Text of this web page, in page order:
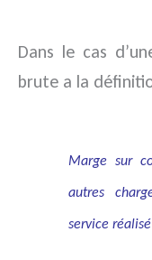
Dans le cas
brute a la
Marge sur
autres
service réalisé